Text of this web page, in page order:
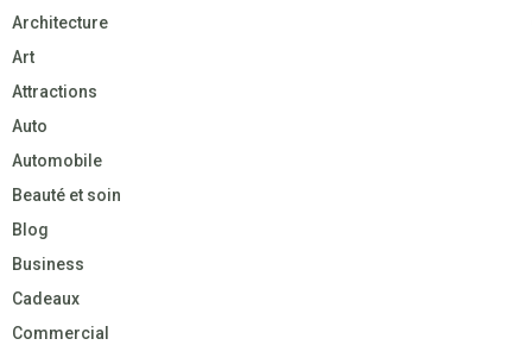
Architecture
Art
Attractions
Auto
Automobile
Beauté et soin
Blog
Business
Cadeaux
Commercial